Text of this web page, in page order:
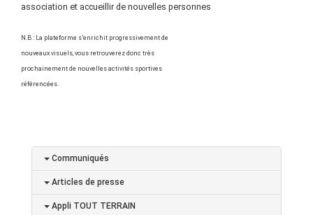
association et accueillir de nouvelles personnes
N.B : La plateforme s’enrichit progressivement de
nouveaux visuels, vous retrouverez donc très
prochainement de nouvelles activités sportives
référencées.
Communiqués
Articles de presse
Appli TOUT TERRAIN